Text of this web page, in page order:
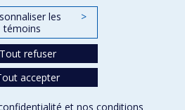
les
témoins
>
Tout refuser
accepter
et nos conditions